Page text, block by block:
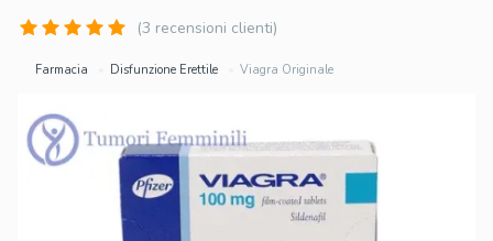
(3 recensioni clienti)
Farmacia Disfunzione Erettile Viagra Originale